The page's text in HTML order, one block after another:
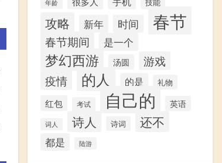
年龄 技能
攻略 新年 时间 春节
春节期间 是一个
梦幻西游 汤圆 游戏
疫情 的人 的是 礼物
红包 考试 自己的 英语
词人 诗人 诗词 还不
都是 陆游